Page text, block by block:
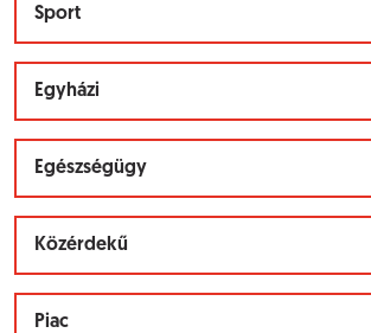
Sport
Egyházi
Egészségügy
Közérdekű
Piac